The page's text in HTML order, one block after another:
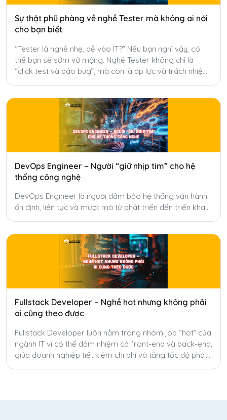
Sự thật phũ phàng về nghề Tester mà không ai nói
cho bạn biết
“Tester là nghề nhẹ, dễ vào IT?” Nếu bạn nghĩ vậy, có
thể bạn sẽ sớm vỡ mộng. Nghề Tester không chỉ là
“click test và báo bug”, mà còn là áp lực và trách nhiệm
DevOps Engineer – Người “giữ nhịp tim” cho hệ
thống công nghệ
DevOps Engineer là người đảm bảo hệ thống vận hành
ổn định, liên tục và mượt mà từ phát triển đến triển khai.
Fullstack Developer – Nghề hot nhưng không phải
ai cũng theo được
Fullstack Developer luôn nằm trong nhóm job “hot” của
ngành IT vì có thể đảm nhiệm cả front-end và back-end,
giúp doanh nghiệp tiết kiệm chi phí và tăng tốc độ phát